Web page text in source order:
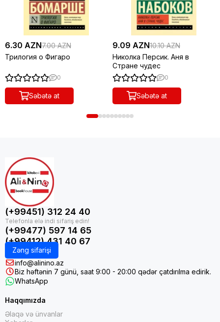
6.30 AZN7.00 AZN
Трилогия о Фигаро
0
Səbətə at
9.09 AZN10.10 AZN
Николка Персик. Аня в
Стране чудес
0
Səbətə at
(+99451) 312 24 40
(+99477) 597 14 65
(+99412) 431 40 67
Zəng sifarişi
info@alinino.az
Biz həftənin 7 günü, saat 9:00 - 20:00 qədər çatdırılma edirik.
WhatsApp
Haqqımızda
Əlaqə və ünvanlar